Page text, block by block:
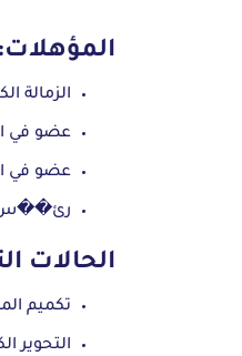
المؤهلات:
الزمالة
عضو في
عضو في
الحالات
تكميم
التحوير